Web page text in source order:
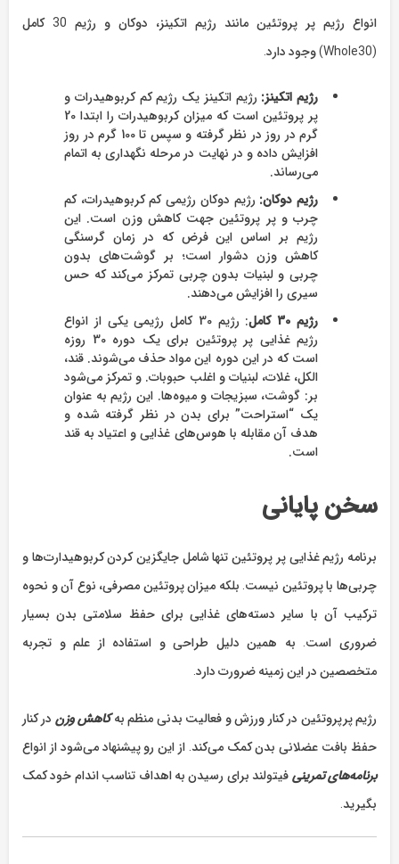
انواع رژیم‌ پر پروتئین ‌مانند رژیم اتکینز، دوکان و رژیم 30 کامل
(Whole30) وجود دارد.
رژیم اتکینز: رژیم اتکینز یک رژیم کم کربوهیدرات و
پر پروتئین است که میزان کربوهیدرات را ابتدا 20
گرم در روز در نظر گرفته و سپس تا 100 گرم در روز
افزایش داده و در نهایت در مرحله نگهداری به اتمام
می‌رساند.
رژیم دوکان: رژیم دوکان رژیمی کم کربوهیدرات، کم
چرب و پر پروتئین جهت کاهش وزن است. این
رژیم بر اساس این فرض که در زمان گرسنگی
کاهش وزن دشوار است؛ بر گوشت‌های بدون
چربی و لبنیات بدون چربی تمرکز می‌کند که حس
سیری را افزایش می‌دهند.
رژیم 30 کامل
: رژیم 30 کامل رژیمی یکی از انواع
رژیم غذایی پر پروتئین برای یک دوره 30 روزه
است که در این دوره این مواد حذف می‌شوند. قند،
الکل، غلات، لبنیات و اغلب حبوبات. و تمرکز می‌شود
بر: گوشت، سبزیجات و میوه‌ها. این رژیم به عنوان
یک “استراحت” برای بدن در نظر گرفته شده و
هدف آن مقابله با هوس‌های غذایی و اعتیاد به قند
است.
سخن پایانی
برنامه رژیم غذایی پر پروتئین تنها شامل جایگزین کردن کربوهیدارت‌ها و
چربی‌ها با پروتئین نیست. بلکه میزان پروتئین مصرفی، نوع آن و نحوه
ترکیب آن با سایر دسته‌های غذایی برای حفظ سلامتی بدن بسیار
ضروری است. به همین دلیل طراحی و استفاده از علم و تجربه
متخصصین در این زمینه ضرورت دارد.
رژیم پرپروتئین در کنار ورزش و فعالیت بدنی منظم بهکاهش وزن در کنار
حفظ بافت عضلانی بدن کمک می‌کند. از این رو پیشنهاد می‌شود از انواع
برنامه‌های تمرینی فیتولند برای رسیدن به اهداف تناسب اندام خود کمک
بگیرید.